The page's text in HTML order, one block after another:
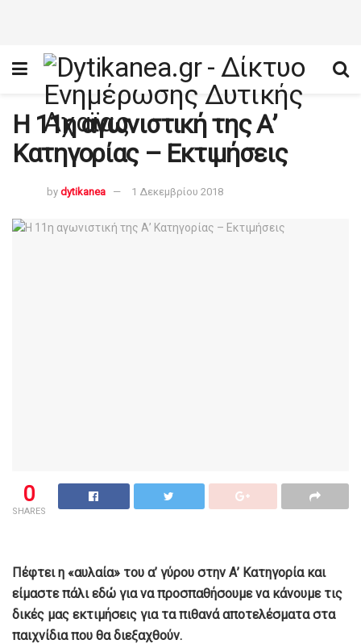
Η 11η αγωνιστική της Α’
Κατηγορίας – Εκτιμήσεις
by dytikanea 1 Δεκεμβρίου 2018
0
SHARES
Πέφτει η «αυλαία» του α’ γύρου στην Α’ Κατηγορία και
είμαστε πάλι εδώ για να προσπαθήσουμε να κάνουμε τις
δικές μας εκτιμήσεις για τα πιθανά αποτελέσματα στα
παιχνίδια που θα διεξαχθούν.